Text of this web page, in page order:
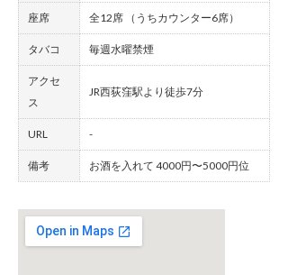
座席 全12席 （うちカウンター6席）
タバコ 毎週水曜禁煙
アクセ
ス
JR西荻窪駅より徒歩7分
URL -
備考 お酒を入れて 4000円〜5000円位